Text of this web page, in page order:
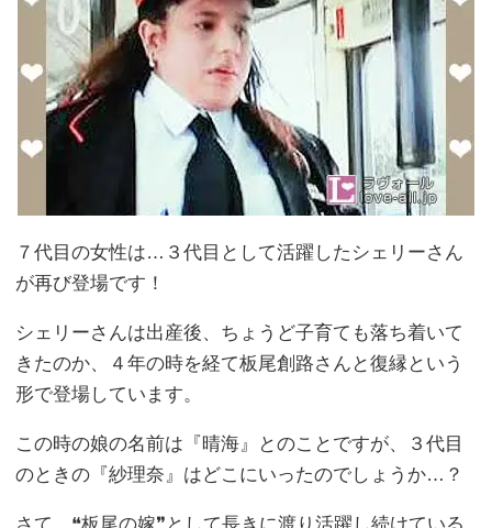
７代目の女性は…３代目として活躍したシェリーさん
が再び登場です！
シェリーさんは出産後、ちょうど子育ても落ち着いて
きたのか、４年の時を経て板尾創路さんと復縁という
形で登場しています。
この時の娘の名前は『晴海』とのことですが、３代目
のときの『紗理奈』はどこにいったのでしょうか…？